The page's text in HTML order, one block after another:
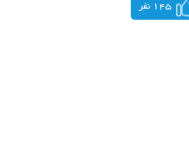
145 نفر